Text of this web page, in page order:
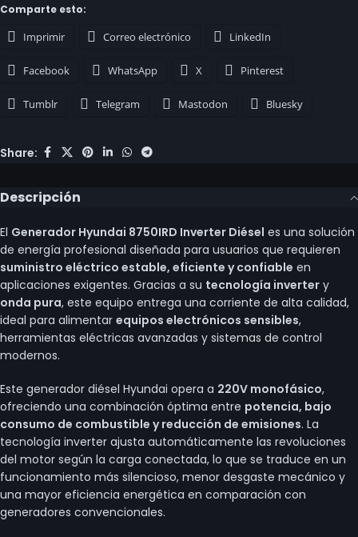
Comparte esto:
Imprimir Correo electrónico LinkedIn
Facebook WhatsApp X Pinterest
Tumblr Telegram Mastodon Bluesky
Share:
Descripción
El Generador Hyundai 8750IRD Inverter Diésel es una solución
de energía profesional diseñada para usuarios que requieren
suministro eléctrico estable, eficiente y confiable en
aplicaciones exigentes. Gracias a su tecnología inverter y
onda pura, este equipo entrega una corriente de alta calidad,
ideal para alimentar equipos electrónicos sensibles,
herramientas eléctricas avanzadas y sistemas de control
modernos.
Este generador diésel Hyundai opera a 220V monofásico,
ofreciendo una combinación óptima entre potencia, bajo
consumo de combustible y reducción de emisiones. La
tecnología inverter ajusta automáticamente las revoluciones
del motor según la carga conectada, lo que se traduce en un
funcionamiento más silencioso, menor desgaste mecánico y
una mayor eficiencia energética en comparación con
generadores convencionales.